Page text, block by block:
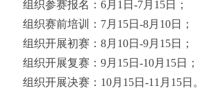
组织参赛报名：6月1日-7月15日；
组织赛前培训：7月15日-8月10日；
组织开展初赛：8月10日-9月15日；
组织开展复赛：9月15日-10月15日；
组织开展决赛：10月15日-11月15日。